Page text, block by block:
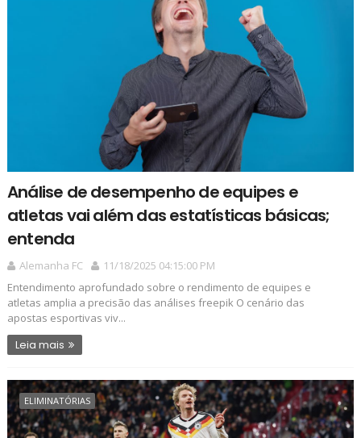
Análise de desempenho de equipes e
atletas vai além das estatísticas básicas;
entenda
Alemanha FC
11/18/2025 04:15:00 PM
Entendimento aprofundado sobre o rendimento de equipes e
atletas amplia a precisão das análises freepik O cenário das
apostas esportivas viv...
Leia mais
ELIMINATÓRIAS